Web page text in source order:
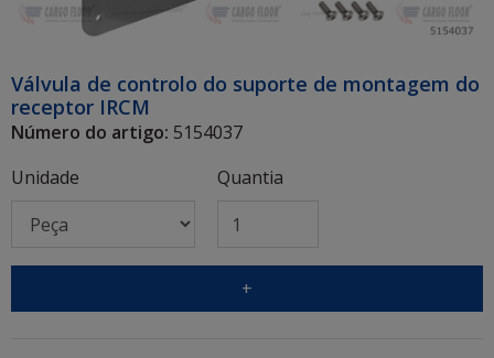
Válvula de controlo do suporte de montagem do
receptor IRCM
Número do artigo: 5154037
Unidade
Quantia
+